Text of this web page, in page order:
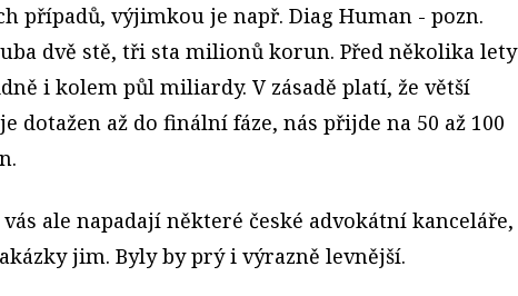
případů, výjimkou je např. Diag Human - pozn.
dvě stě, tři sta milionů korun. Před několika lety
i kolem půl miliardy. V zásadě platí, že větší
dotažen až do finální fáze, nás přijde na 50 až 100
ale napadají některé české advokátní kanceláře,
jim. Byly by prý i výrazně levnější.